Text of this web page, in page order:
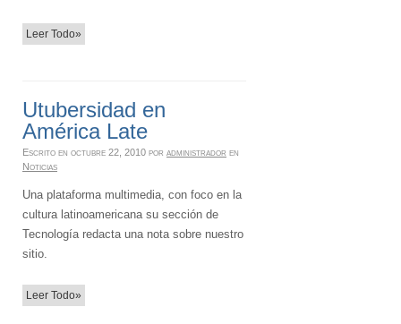
Leer Todo»
Utubersidad en
América Late
Escrito en octubre 22, 2010 por administrador en
Noticias
Una plataforma multimedia, con foco en la
cultura latinoamericana su sección de
Tecnología redacta una nota sobre nuestro
sitio.
Leer Todo»